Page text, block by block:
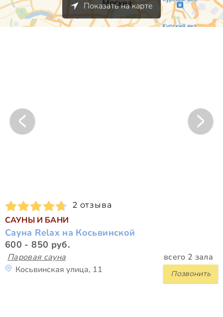
Показать на карте
2 отзыва
САУНЫ И БАНИ
Сауна Relax на Косьвинской
600 - 850 руб.
Паровая сауна всего 2 зала
Позвонить
Косьвинская улица, 11